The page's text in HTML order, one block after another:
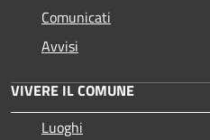
Comunicati
Avvisi
VIVERE IL COMUNE
Luoghi